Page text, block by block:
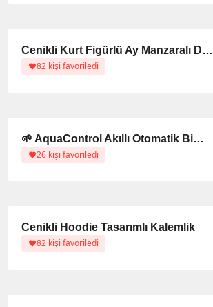
Cenikli Kurt Figürlü Ay Manzaralı Duvar Dekoru
82 kişi favoriledi
🌱 AquaControl Akıllı Otomatik Bitki Sulama Sistemi
26 kişi favoriledi
Cenikli Hoodie Tasarımlı Kalemlik
82 kişi favoriledi